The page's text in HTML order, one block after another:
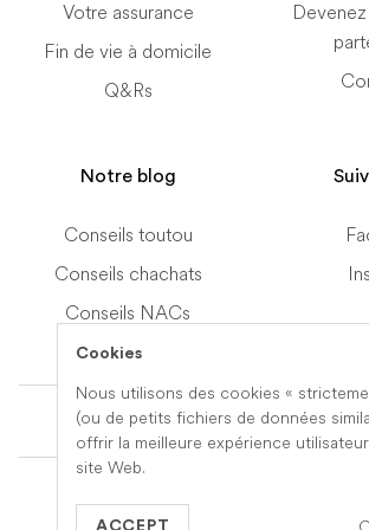
Cookies
Nous utilisons des cookies «
(ou de petits fichiers de données
offrir la meilleure expérience
site Web.
ACCEPT
Votre assurance
Fin de vie à domicile
Q&Rs
Notre blog
Conseils toutou
Conseils chachats
Conseils NACs
Terms of Service